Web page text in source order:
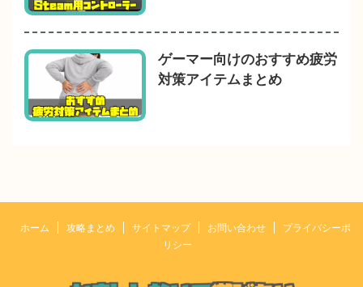
ゲーマー向けのおすすめ疲労
対策アイテムまとめ
ホーム 攻略まとめ サイトマップ お問い合わせ
プライバシーポ
リシー